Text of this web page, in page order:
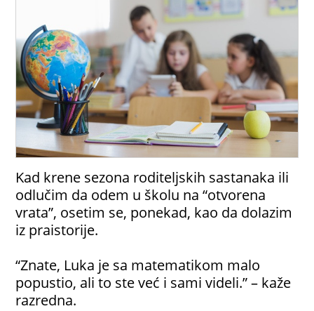
Kad krene sezona roditeljskih sastanaka ili
odlučim da odem u školu na “otvorena
vrata”, osetim se, ponekad, kao da dolazim
iz praistorije.
“Znate, Luka je sa matematikom malo
popustio, ali to ste već i sami videli.” – kaže
razredna.